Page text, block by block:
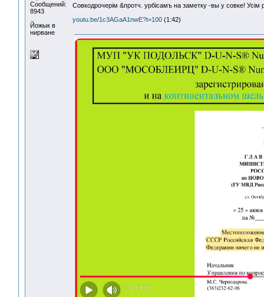
Сообщений:
8943
Йожык в
нирване
Совкодрочерiм &протч. урбiсамъ на заметку -вы у совке! Усiм
youtu.be/1c3AGaA1nwE?t=100 (1:42)